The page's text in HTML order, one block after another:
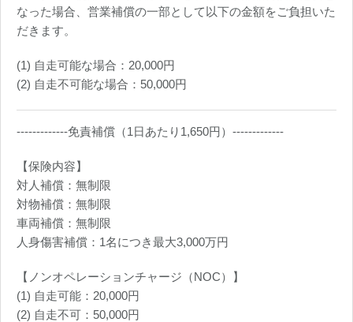
なった場合、営業補償の一部として以下の金額をご負担いた
だきます。
(1) 自走可能な場合：20,000円
(2) 自走不可能な場合：50,000円
-------------免責補償（1日あたり1,650円）-------------
【保険内容】
対人補償：無制限
対物補償：無制限
車両補償：無制限
人身傷害補償：1名につき最大3,000万円
【ノンオペレーションチャージ（NOC）】
(1) 自走可能：20,000円
(2) 自走不可：50,000円